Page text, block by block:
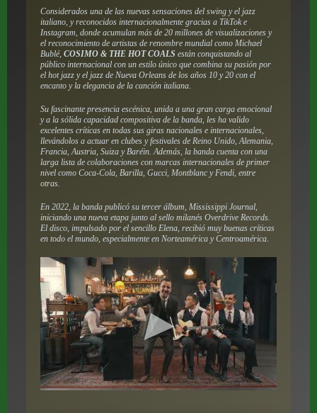
Considerados una de las nuevas sensaciones del swing y el jazz
italiano, y reconocidos internacionalmente gracias a TikTok e
Instagram, donde acumulan más de 20 millones de visualizaciones y
el reconocimiento de artistas de renombre mundial como Michael
Bublé, COSIMO & THE HOT COALS están conquistando al
público internacional con un estilo único que combina su pasión por
el hot jazz y el jazz de Nueva Orleans de los años 10 y 20 con el
encanto y la elegancia de la canción italiana.
Su fascinante presencia escénica, unida a una gran carga emocional
y a la sólida capacidad compositiva de la banda, les ha valido
excelentes críticas en todas sus giras nacionales e internacionales,
llevándolos a actuar en clubes y festivales de Reino Unido, Alemania,
Francia, Austria, Suiza y Baréin. Además, la banda cuenta con una
larga lista de colaboraciones con marcas internacionales de primer
nivel como Coca-Cola, Barilla, Gucci, Montblanc y Fendi, entre
otras.
En 2022, la banda publicó su tercer álbum, Mississippi Journal,
iniciando una nueva etapa junto al sello milanés Overdrive Records.
El disco, impulsado por el sencillo Elena, recibió muy buenas críticas
en todo el mundo, especialmente en Norteamérica y Centroamérica.